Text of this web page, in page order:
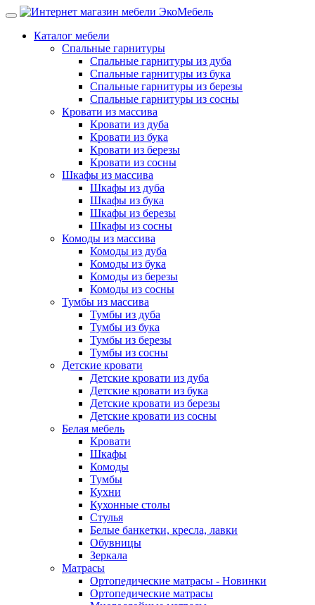
Каталог мебели
Спальные гарнитуры
Спальные гарнитуры из дуба
Спальные гарнитуры из бука
Спальные гарнитуры из березы
Спальные гарнитуры из сосны
Кровати из массива
Кровати из дуба
Кровати из бука
Кровати из березы
Кровати из сосны
Шкафы из массива
Шкафы из дуба
Шкафы из бука
Шкафы из березы
Шкафы из сосны
Комоды из массива
Комоды из дуба
Комоды из бука
Комоды из березы
Комоды из сосны
Тумбы из массива
Тумбы из дуба
Тумбы из бука
Тумбы из березы
Тумбы из сосны
Детские кровати
Детские кровати из дуба
Детские кровати из бука
Детские кровати из березы
Детские кровати из сосны
Белая мебель
Кровати
Шкафы
Комоды
Тумбы
Кухни
Кухонные столы
Стулья
Белые банкетки, кресла, лавки
Обувницы
Зеркала
Матрасы
Ортопедические матрасы - Новинки
Ортопедические матрасы